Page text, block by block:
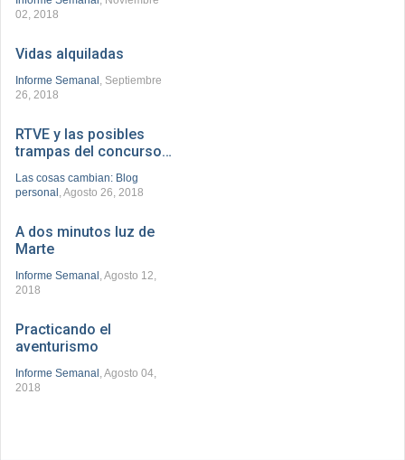
02, 2018
Vidas alquiladas
Informe Semanal , Septiembre
26, 2018
RTVE y las posibles
trampas del concurso…
Las cosas cambian: Blog
personal , Agosto 26, 2018
A dos minutos luz de
Marte
Informe Semanal , Agosto 12,
2018
Practicando el
aventurismo
Informe Semanal , Agosto 04,
2018